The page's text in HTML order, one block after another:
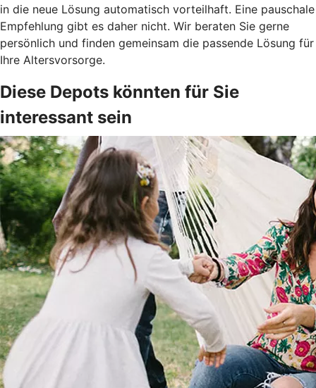
in die neue Lösung automatisch vorteilhaft. Eine pauschale
Empfehlung gibt es daher nicht. Wir beraten Sie gerne
persönlich und finden gemeinsam die passende Lösung für
Ihre Altersvorsorge.
Diese Depots könnten für Sie
interessant sein